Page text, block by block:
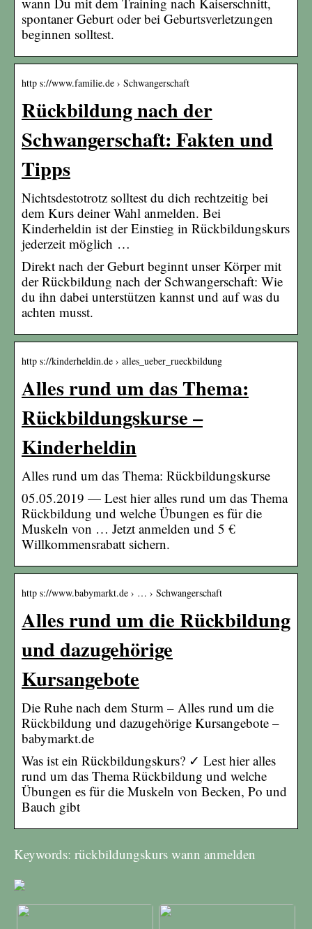
spontaner Geburt oder bei Geburtsverletzungen
beginnen solltest.
http s://www.familie.de › Schwangerschaft
Rückbildung nach der
Schwangerschaft: Fakten und
Tipps
Nichtsdestotrotz solltest du dich rechtzeitig bei
dem Kurs deiner Wahl anmelden. Bei
Kinderheldin ist der Einstieg in Rückbildungskurs
jederzeit möglich …
Direkt nach der Geburt beginnt unser Körper mit
der Rückbildung nach der Schwangerschaft: Wie
du ihn dabei unterstützen kannst und auf was du
achten musst.
http s://kinderheldin.de › alles_ueber_rueckbildung
Alles rund um das Thema:
Rückbildungskurse –
Kinderheldin
Alles rund um das Thema: Rückbildungskurse
05.05.2019 — Lest hier alles rund um das Thema
Rückbildung und welche Übungen es für die
Muskeln von … Jetzt anmelden und 5 €
Willkommensrabatt sichern.
http s://www.babymarkt.de › … › Schwangerschaft
Alles rund um die Rückbildung
und dazugehörige
Kursangebote
Die Ruhe nach dem Sturm – Alles rund um die
Rückbildung und dazugehörige Kursangebote –
babymarkt.de
Was ist ein Rückbildungskurs? ✓ Lest hier alles
rund um das Thema Rückbildung und welche
Übungen es für die Muskeln von Becken, Po und
Bauch gibt
Keywords: rückbildungskurs wann anmelden